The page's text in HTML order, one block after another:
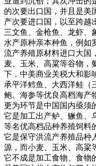
的次要出口国，并且是美
产次要进口国，以至跨越
三文鱼、金枪鱼、龙虾、
水产原种亲本种鱼，例如
流产养殖原材料进口大国
麦、玉米、高粱等谷物，
下，中美商业关税大和影
承平洋鳕鱼、大西洋鲑（
鲍、海参等优良高档海产
更为环节是中国国内亟须
它是加工出产鲈、鳜鱼、
等名优高档品种养殖饲料
它是保守洪流产养殖品种
源，而小麦、玉米、高粱
它不成是加工食物、食物